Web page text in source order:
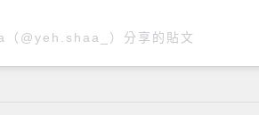
@yeh.shaa_）分享的貼文